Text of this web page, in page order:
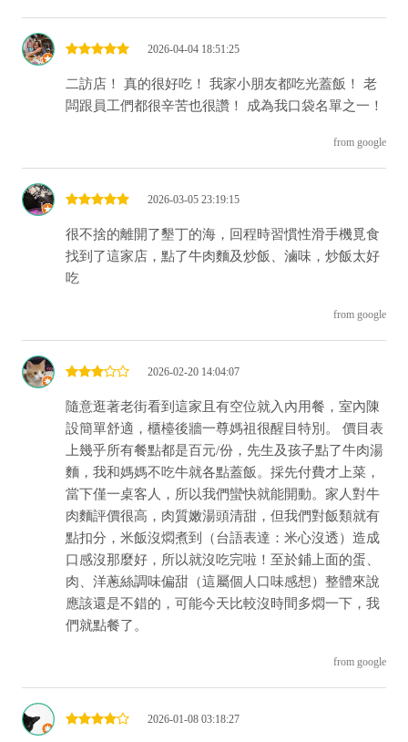
2026-04-04 18:51:25
二訪店！ 真的很好吃！ 我家小朋友都吃光蓋飯！ 老
闆跟員工們都很辛苦也很讚！ 成為我口袋名單之一！
from google
2026-03-05 23:19:15
很不捨的離開了墾丁的海，回程時習慣性滑手機覓食
找到了這家店，點了牛肉麵及炒飯、滷味，炒飯太好
吃
from google
2026-02-20 14:04:07
隨意逛著老街看到這家且有空位就入內用餐，室內陳
設簡單舒適，櫃檯後牆一尊媽祖很醒目特別。 價目表
上幾乎所有餐點都是百元/份，先生及孩子點了牛肉湯
麵，我和媽媽不吃牛就各點蓋飯。採先付費才上菜，
當下僅一桌客人，所以我們蠻快就能開動。家人對牛
肉麵評價很高，肉質嫩湯頭清甜，但我們對飯類就有
點扣分，米飯沒燜煮到（台語表達：米心沒透）造成
口感沒那麼好，所以就沒吃完啦！至於鋪上面的蛋、
肉、洋蔥絲調味偏甜（這屬個人口味感想）整體來說
應該還是不錯的，可能今天比較沒時間多燜一下，我
們就點餐了。
from google
2026-01-08 03:18:27